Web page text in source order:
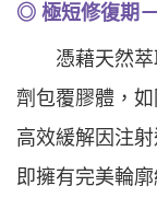
◎ 極短修復期
憑藉天然萃
劑包覆膠體，
高效緩解因注
即擁有完美輪廓